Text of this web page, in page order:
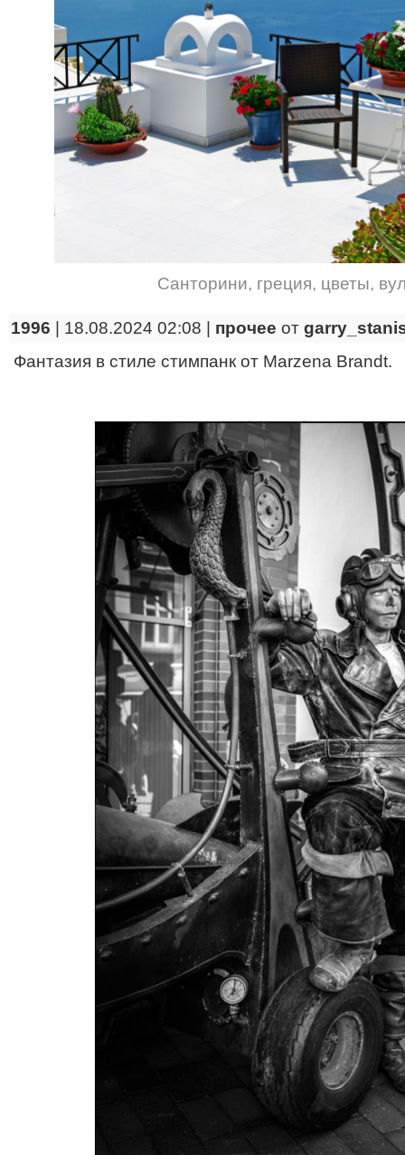
Санторини, греция, цветы,
1996 | 18.08.2024 02:08 | прочее от
Фантазия в стиле стимпанк от Marzena Brandt.